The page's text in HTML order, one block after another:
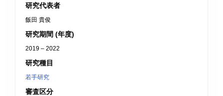
研究代表者
飯田 貴俊
研究期間 (年度)
2019 – 2022
研究種目
若手研究
審査区分